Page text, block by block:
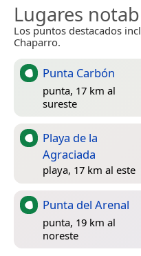
Lugares
Los puntos destacados
Chaparro.
Punta Carbón
punta, 17 km al
sureste
Playa de la
Agraciada
playa, 17 km al este
Punta del Arenal
punta, 19 km al
noreste